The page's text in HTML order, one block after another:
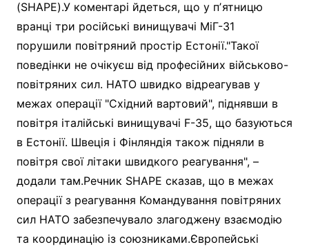
(SHAPE).У коментарі йдеться, що у пʼятницю
вранці три російські винищувачі МіГ-31
порушили повітряний простір Естонії."Такої
поведінки не очікуєш від професійних військово-
повітряних сил. НАТО швидко відреагував у
межах операції "Східний вартовий", піднявши в
повітря італійські винищувачі F-35, що базуються
в Естонії. Швеція і Фінляндія також підняли в
повітря свої літаки швидкого реагування", –
додали там.Речник SHAPE сказав, що в межах
операції з реагування Командування повітряних
сил НАТО забезпечувало злагоджену взаємодію
та координацію із союзниками.Європейські